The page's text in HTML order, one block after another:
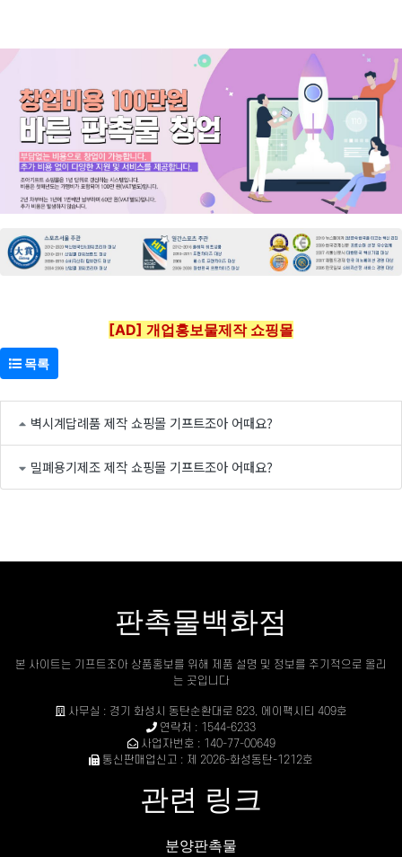
[AD] 개업홍보물제작 쇼핑몰
목록
벽시계답례품 제작 쇼핑몰 기프트조아 어때요?
밀폐용기제조 제작 쇼핑몰 기프트조아 어때요?
판촉물백화점
본 사이트는 기프트조아 상품홍보를 위해 제품 설명 및 정보를 주기적으로 올리
는 곳입니다
사무실 : 경기 화성시 동탄순환대로 823, 에이팩시티 409호
연락처 : 1544-6233
사업자번호 : 140-77-00649
통신판매업신고 : 제 2026-화성동탄-1212호
관련 링크
분양판촉물